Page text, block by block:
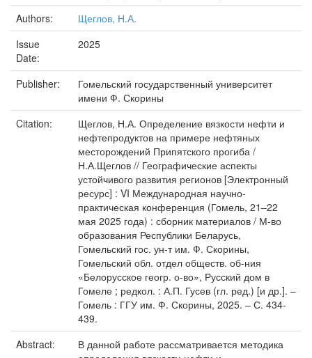
Authors:
Щеглов, Н.А.
Issue
Date:
2025
Publisher:
Гомельский государственный университет
имени Ф. Скорины
Citation:
Щеглов, Н.А. Определение вязкости нефти и
нефтепродуктов на примере нефтяных
месторождений Припятского прогиба /
Н.А.Щеглов // Географические аспекты
устойчивого развития регионов [Электронный
ресурс] : VI Международная научно-
практическая конференция (Гомель, 21–22
мая 2025 года) : сборник материалов / М-во
образования Республики Беларусь,
Гомельский гос. ун-т им. Ф. Скорины,
Гомельский обл. отдел обществ. об-ния
«Белорусское геогр. о-во», Русский дом в
Гомеле ; редкол. : А.П. Гусев (гл. ред.) [и др.]. –
Гомель : ГГУ им. Ф. Скорины, 2025. – С. 434-
439.
Abstract:
В данной работе рассматривается методика